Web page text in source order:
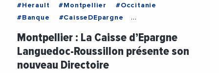
#Herault #Montpellier
#Occitanie
#Banque
#CaisseDEpargne
#Economie
#GuillaumeBeroujon
#VieDesEntreprises
Montpellier : La Caisse d’Epargne
Languedoc-Roussillon présente son
nouveau Directoire